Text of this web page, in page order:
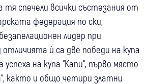
тя спечели всички състезания от
федерация по ски,
лидер при
ѝ са две победи на купа
успеха на купа “Капи“, първо място
както и общо четири златни